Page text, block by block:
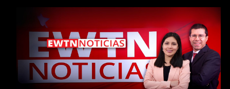
nacimiento de Cristo.